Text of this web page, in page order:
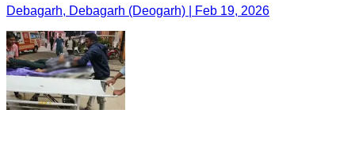
Debagarh, Debagarh (Deogarh) | Feb 19, 2026